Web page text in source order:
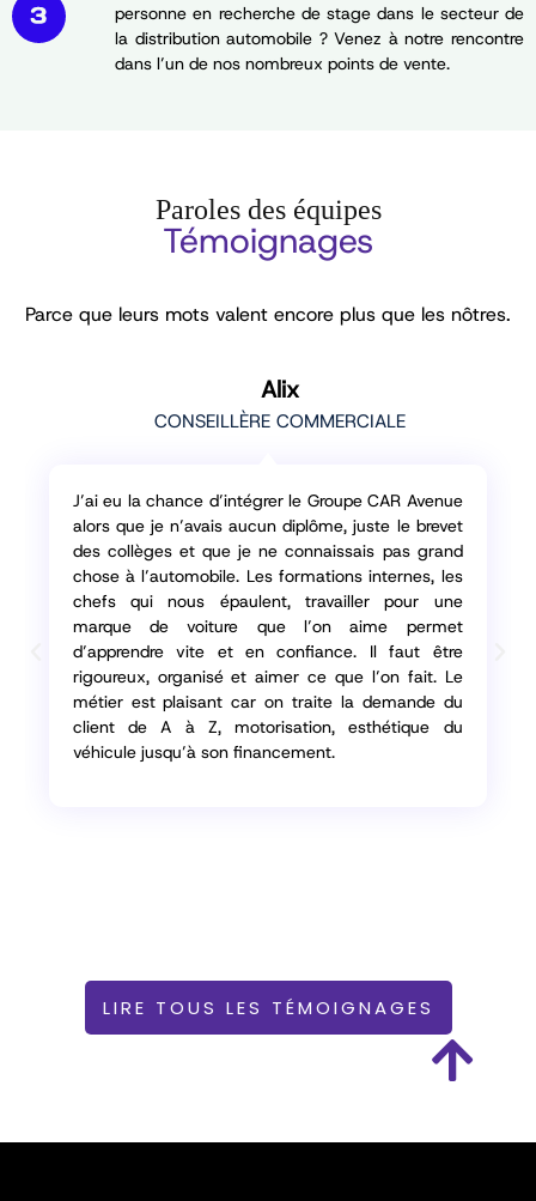
personne en recherche de stage dans le secteur de
la distribution automobile ? Venez à notre rencontre
dans l’un de nos nombreux points de vente.
Paroles des équipes
Témoignages
Parce que leurs mots valent encore plus que les nôtres.
D’abord il a fallu casser les clichés dans mon
entourage du type ”ça salit les mains !”. Le métier
de mécanicien n’est plus du tout celui d’il y a 50
ans ! Les progrès sont tels que des outils et des
machines nous aident à nous protéger et à
accomplir nos tâches. L’autre cliché à
déconstruire est celui d’un métier réservé aux
seuls hommes or ce métier s’adresse à tous. Ce
qui me plait dans ce métier c’est l’approche
manuelle et le constat concret des résultats
obtenus. Et puis, il faut se former régulièrement
Manon
MÉCANICIENNE
LIRE TOUS LES TÉMOIGNAGES